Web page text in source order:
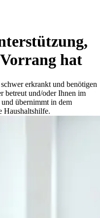
hat
erkrankt und benötigen
betreut und/oder Ihnen im
übernimmt in dem
Haushaltshilfe.